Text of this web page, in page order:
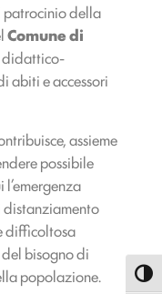
patrocinio della
Comune di
didattico-
abiti e accessori
assieme
possibile
distanziamento
difficoltosa
bisogno di
popolazione.